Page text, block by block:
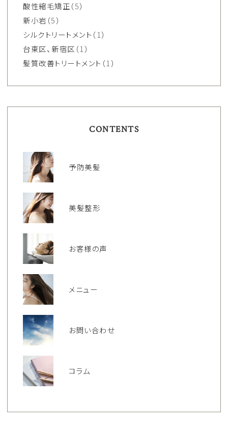
酸性縮毛矯正（5）
新小岩 （5）
シルクトリートメント （1）
台東区、新宿区 （1）
髪質改善トリートメント （1）
CONTENTS
予防美髪
美髪整形
お客様の声
メニュー
お問い合わせ
コラム